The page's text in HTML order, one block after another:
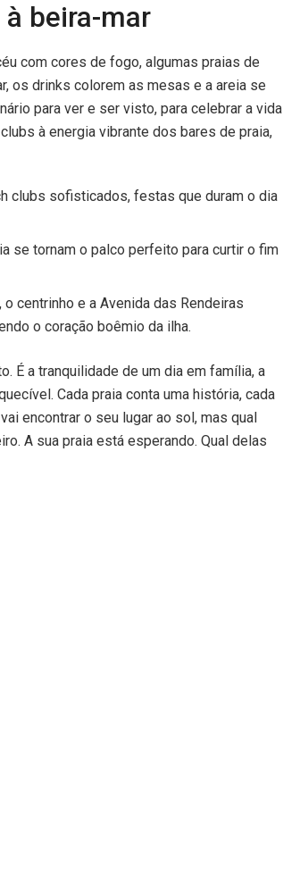
beira-mar
com cores de fogo, algumas praias de
os drinks colorem as mesas e a areia se
para ver e ser visto, para celebrar a vida
à energia vibrante dos bares de praia,
clubs sofisticados, festas que duram o dia
se tornam o palco perfeito para curtir o fim
o centrinho e a Avenida das Rendeiras
o coração boêmio da ilha.
É a tranquilidade de um dia em família, a
Cada praia conta uma história, cada
encontrar o seu lugar ao sol, mas qual
A sua praia está esperando. Qual delas